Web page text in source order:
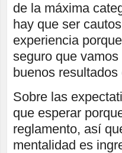
de la máxima
hay que ser
experiencia
seguro que
buenos resultados
Sobre las
que esperar
reglamento, así
mentalidad es